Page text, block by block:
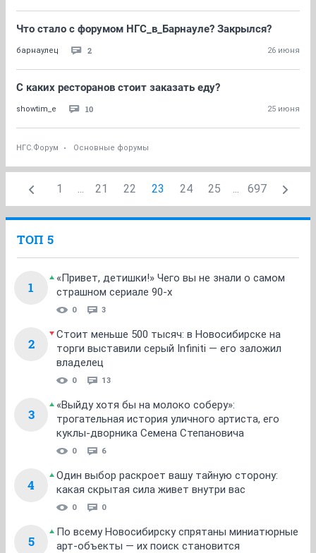
Что стало с форумом НГС_в_Барнауле? Закрылся?
барнаулец 2 26 июня
С каких ресторанов стоит заказать еду?
showtim_e 10 25 июня
НГС.Форум Основные форумы
1 ... 21 22 23 24 25 ... 697
ТОП 5
1
«Привет, детишки!» Чего вы не знали о самом
страшном сериале 90-х
0 3
2
Стоит меньше 500 тысяч: в Новосибирске на
торги выставили серый Infiniti — его заложил
владелец
0 13
3
«Выйду хотя бы на молоко соберу»:
трогательная история уличного артиста, его
куклы-дворника Семена Степановича
0 6
4
Один выбор раскроет вашу тайную сторону:
какая скрытая сила живет внутри вас
0 0
5
По всему Новосибирску спрятаны миниатюрные
арт-объекты — их поиск становится